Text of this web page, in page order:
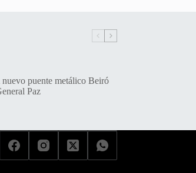
puente metálico Beiró
Paz